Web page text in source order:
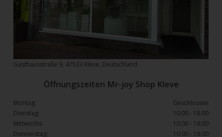
Gasthausstraße 9, 47533 Kleve, Deutschland
Öffnungszeiten Mr-joy Shop Kleve
Montag:
Geschlossen
Dienstag:
10:00 - 18:00
Mittwochs:
10:00 - 18:00
Donnerstag:
10:00 - 18:00